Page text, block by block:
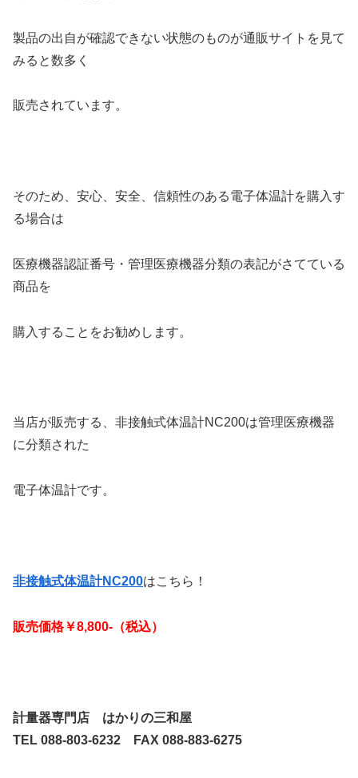
製品の出自が確認できない状態のものが通販サイトを見て
みると数多く
販売されています。
そのため、安心、安全、信頼性のある電子体温計を購入す
る場合は
医療機器認証番号・管理医療機器分類の表記がさてている
商品を
購入することをお勧めします。
当店が販売する、非接触式体温計NC200は管理医療機器
に分類された
電子体温計です。
非接触式体温計NC200はこちら！
販売価格￥8,800-（税込）
計量器専門店 はかりの三和屋
TEL 088-803-6232 FAX 088-883-6275